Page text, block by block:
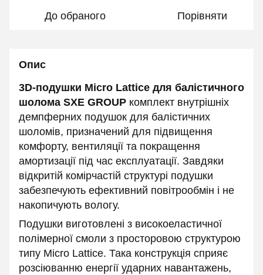
До обраного Порівняти
Опис
3D-подушки Micro Lattice для балістичного
шолома SXE GROUP комплект внутрішніх
демпферних подушок для балістичних
шоломів, призначений для підвищення
комфорту, вентиляції та покращення
амортизації під час експлуатації. Завдяки
відкритій комірчастій структурі подушки
забезпечують ефективний повітрообмін і не
накопичують вологу.
Подушки виготовлені з високоеластичної
полімерної смоли з просторовою структурою
типу Micro Lattice. Така конструкція сприяє
розсіюванню енергії ударних навантажень,